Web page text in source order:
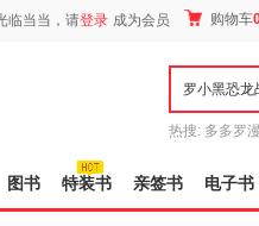
临当当，请登录 成为会员 购物车
热搜: 多多罗
图书 特装书 亲签书 电子书